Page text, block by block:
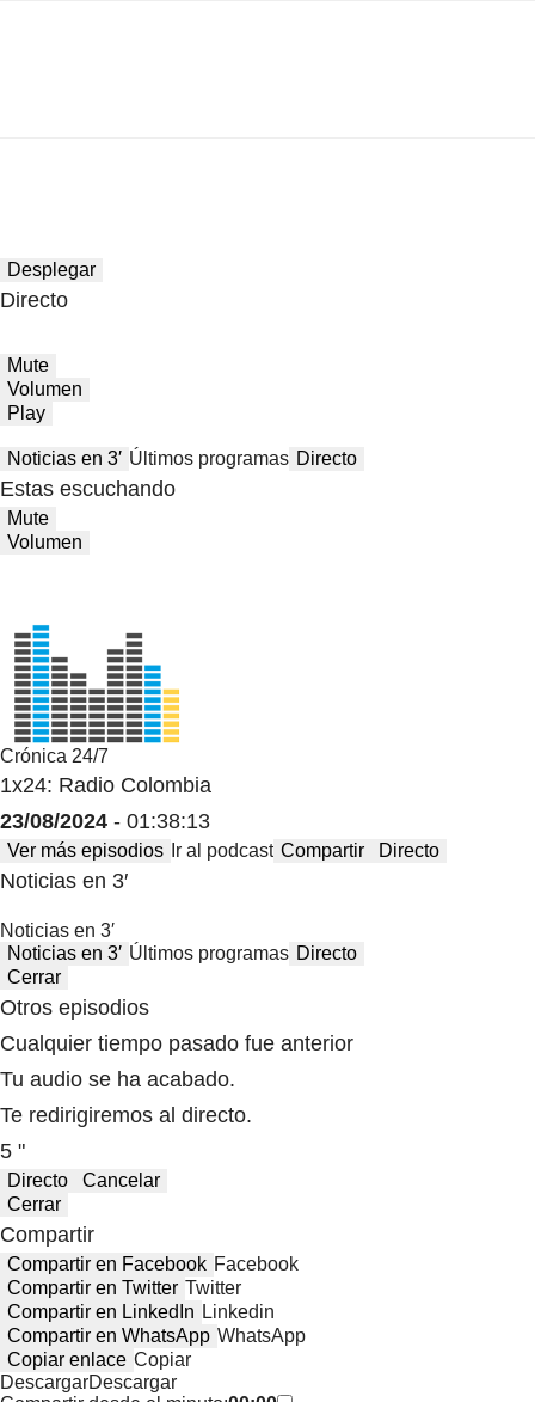
Desplegar
Directo
Mute
Volumen
Play
Noticias en 3′ Últimos programas Directo
Estas escuchando
Mute
Volumen
Crónica 24/7
1x24: Radio Colombia
23/08/2024 - 01:38:13
Ver más episodios Ir al podcast Compartir Directo
Noticias en 3′
Noticias en 3′
Noticias en 3′ Últimos programas Directo
Cerrar
Otros episodios
Cualquier tiempo pasado fue anterior
Tu audio se ha acabado.
Te redirigiremos al directo.
5 "
Directo
Cancelar
Cerrar
Compartir
Compartir en Facebook Facebook
Compartir en Twitter Twitter
Compartir en LinkedIn Linkedin
Compartir en WhatsApp WhatsApp
Copiar enlace Copiar
DescargarDescargar